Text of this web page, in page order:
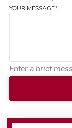
YOUR MESSAGE*
Enter a brief